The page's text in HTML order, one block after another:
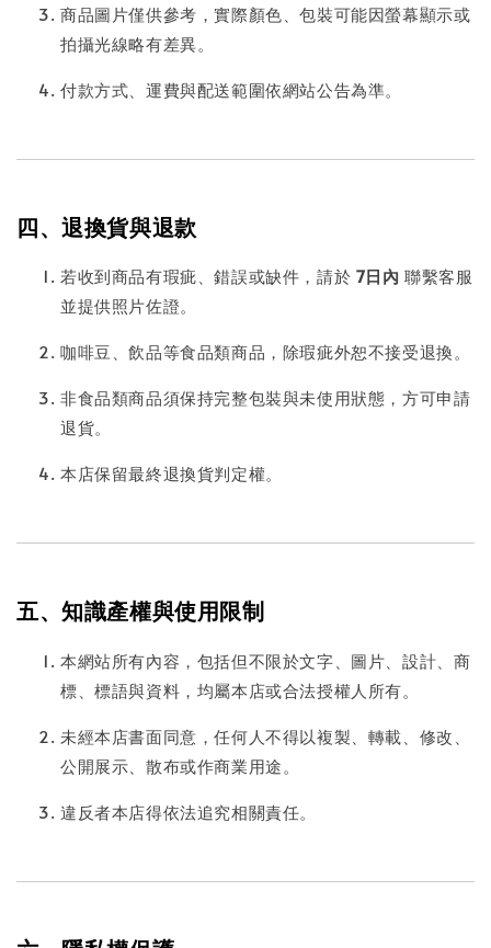
商品圖片僅供參考，實際顏色、包裝可能因螢幕顯示或
拍攝光線略有差異。
付款方式、運費與配送範圍依網站公告為準。
四、退換貨與退款
若收到商品有瑕疵、錯誤或缺件，請於 7日內 聯繫客服
並提供照片佐證。
咖啡豆、飲品等食品類商品，除瑕疵外恕不接受退換。
非食品類商品須保持完整包裝與未使用狀態，方可申請
退貨。
本店保留最終退換貨判定權。
五、知識產權與使用限制
本網站所有內容，包括但不限於文字、圖片、設計、商
標、標語與資料，均屬本店或合法授權人所有。
未經本店書面同意，任何人不得以複製、轉載、修改、
公開展示、散布或作商業用途。
違反者本店得依法追究相關責任。